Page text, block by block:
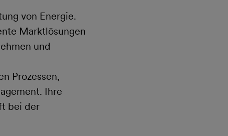
von Energie.
Marktlösungen
und
Prozessen,
Ihre
bei der